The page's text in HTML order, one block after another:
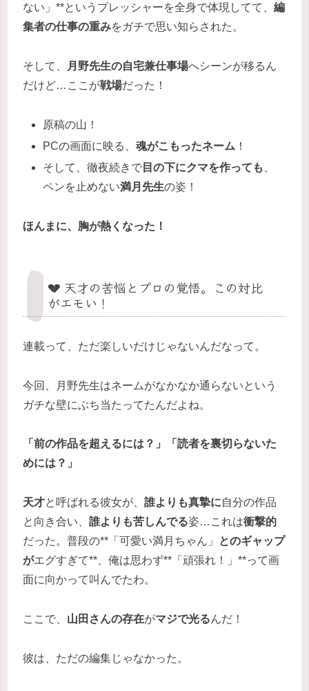
ない」**というプレッシャーを全身で体現してて、 編
集者の仕事の重みをガチで思い知らされた。
そして、 月野先生の自宅兼仕事場へシーンが移るん
だけど…ここが戦場だった！
原稿の山！
PCの画面に映る、魂がこもったネーム ！
そして、徹夜続きで 目の下にクマを作っても
ペンを止めない満月先生の姿！
ほんまに、胸が熱くなった！
💔 天才の苦悩とプロの覚悟。この対比
がエモい！
連載って、ただ楽しいだけじゃないんだなって。
今回、月野先生はネームがなかなか通らないという
ガチな壁にぶち当たってたんだよね。
「前の作品を超えるには？」「読者を裏切らないた
めには？」
天才と呼ばれる彼女が、 誰よりも真摯に自分の作品
と向き合い、 誰よりも苦しんでる姿…これは衝撃的
だった。普段の**「可愛い満月ちゃん」
とのギャップ
がエグすぎて**、俺は思わず**「頑張れ！」**って画
面に向かって叫んでたわ。
ここで、 山田さんの存在がマジで光るんだ！
彼は、ただの編集じゃなかった。